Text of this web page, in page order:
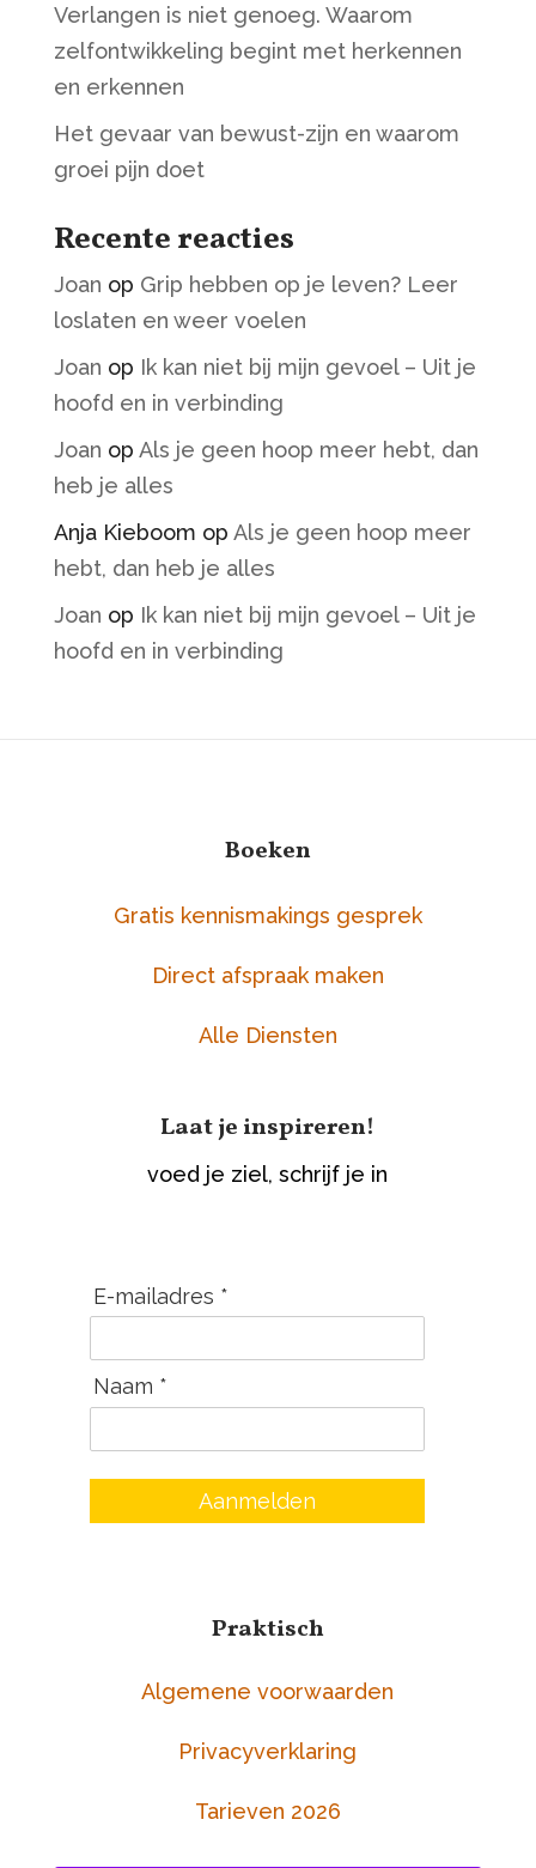
Verlangen is niet genoeg. Waarom
zelfontwikkeling begint met herkennen
en erkennen
Het gevaar van bewust-zijn en waarom
groei pijn doet
Recente reacties
Joan op Grip hebben op je leven? Leer
loslaten en weer voelen
Joan op Ik kan niet bij mijn gevoel – Uit je
hoofd en in verbinding
Joan op Als je geen hoop meer hebt, dan
heb je alles
Anja Kieboom op Als je geen hoop meer
hebt, dan heb je alles
Joan op Ik kan niet bij mijn gevoel – Uit je
hoofd en in verbinding
Boeken
Gratis kennismakings gesprek
Direct afspraak maken
Alle Diensten
Laat je inspireren!
voed je ziel, schrijf je in
E-mailadres *
Naam *
Aanmelden
Praktisch
Algemene voorwaarden
Privacyverklaring
Tarieven 2026